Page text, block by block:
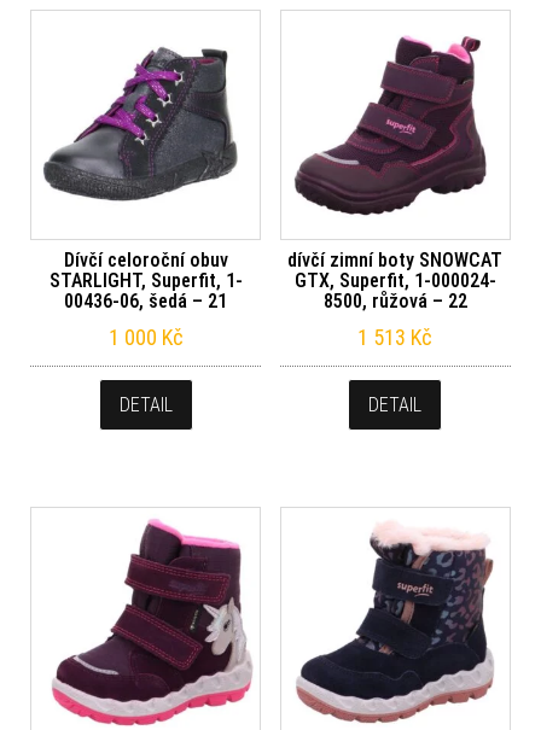
Dívčí celoroční obuv
STARLIGHT, Superfit, 1-
00436-06, šedá – 21
1 000 Kč
DETAIL
dívčí zimní boty SNOWCAT
GTX, Superfit, 1-000024-
8500, růžová – 22
1 513 Kč
DETAIL